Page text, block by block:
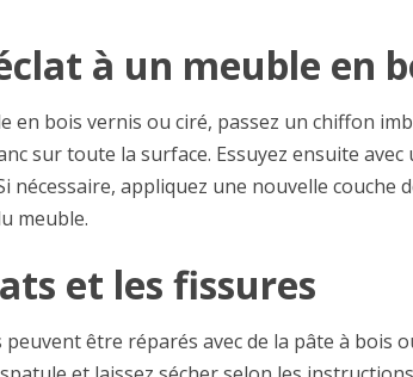
à un meuble en
en bois vernis ou ciré, passez un chiffon
sur toute la surface. Essuyez ensuite
nécessaire, appliquez une nouvelle couche
meuble.
et les fissures
être réparés avec de la pâte à bois